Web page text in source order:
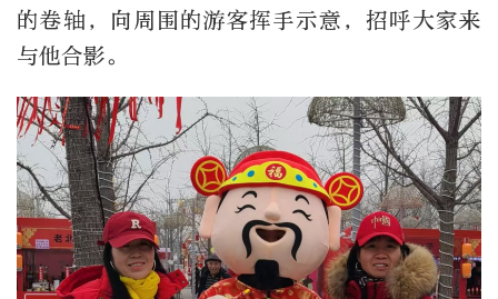
的卷轴，向周围的游客挥手示意，招呼大家来
与他合影。